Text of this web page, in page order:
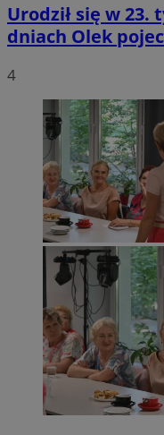
Urodził się w 23.
dniach Olek
4